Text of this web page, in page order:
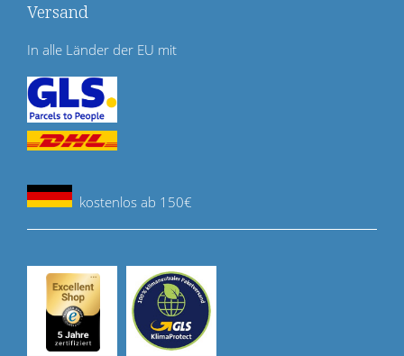
Versand
In alle Länder der EU mit
kostenlos ab 150€